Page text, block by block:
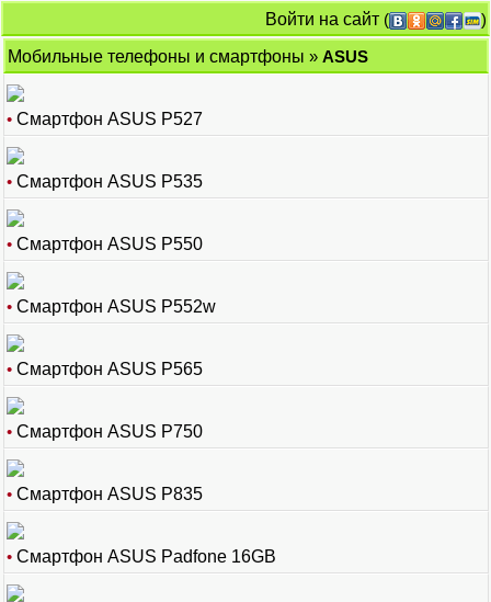
Войти на сайт (
)
Мобильные телефоны и смартфоны » ASUS
• Смартфон ASUS P527
• Смартфон ASUS P535
• Смартфон ASUS P550
• Смартфон ASUS P552w
• Смартфон ASUS P565
• Смартфон ASUS P750
• Смартфон ASUS P835
• Смартфон ASUS Padfone 16GB